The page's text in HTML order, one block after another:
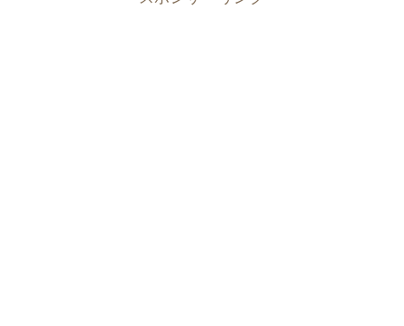
単な編集もできますよ。